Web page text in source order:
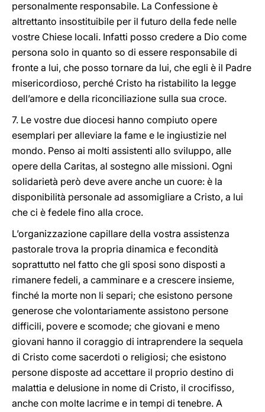
personalmente responsabile. La Confessione è
altrettanto insostituibile per il futuro della fede nelle
vostre Chiese locali. Infatti posso credere a Dio come
persona solo in quanto so di essere responsabile di
fronte a lui, che posso tornare da lui, che egli è il Padre
misericordioso, perché Cristo ha ristabilito la legge
dell’amore e della riconciliazione sulla sua croce.
7. Le vostre due diocesi hanno compiuto opere
esemplari per alleviare la fame e le ingiustizie nel
mondo. Penso ai molti assistenti allo sviluppo, alle
opere della Caritas, al sostegno alle missioni. Ogni
solidarietà però deve avere anche un cuore: è la
disponibilità personale ad assomigliare a Cristo, a lui
che ci è fedele fino alla croce.
L’organizzazione capillare della vostra assistenza
pastorale trova la propria dinamica e fecondità
soprattutto nel fatto che gli sposi sono disposti a
rimanere fedeli, a camminare e a crescere insieme,
finché la morte non li separi; che esistono persone
generose che volontariamente assistono persone
difficili, povere e scomode; che giovani e meno
giovani hanno il coraggio di intraprendere la sequela
di Cristo come sacerdoti o religiosi; che esistono
persone disposte ad accettare il proprio destino di
malattia e delusione in nome di Cristo, il crocifisso,
anche con molte lacrime e in tempi di tenebre. A